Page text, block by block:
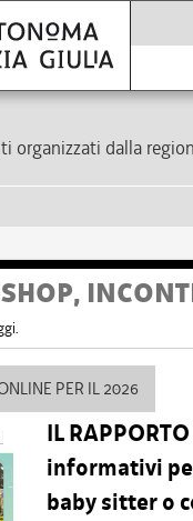
organizzati dalla
PER IL 2026
IL
informativi
baby sitter o